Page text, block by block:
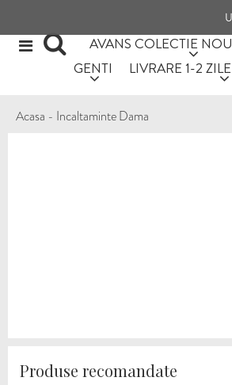
AVANS COLECTIE
GENTI
LIVRARE 1-2
Acasa - Incaltaminte Dama
Produse recomandate